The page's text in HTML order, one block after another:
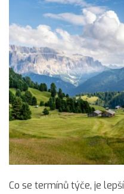
Co se termínů týče, je